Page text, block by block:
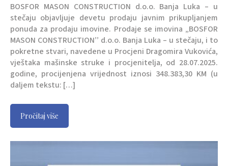
BOSFOR MASON CONSTRUCTION d.o.o. Banja Luka – u
stečaju objavljuje devetu prodaju javnim prikupljanjem
ponuda za prodaju imovine. Prodaje se imovina „BOSFOR
MASON CONSTRUCTION’’ d.o.o. Banja Luka – u stečaju, i to
pokretne stvari, navedene u Procjeni Dragomira Vukovića,
vještaka mašinske struke i procjenitelja, od 28.07.2025.
godine, procijenjena vrijednost iznosi 348.383,30 KM (u
daljem tekstu: […]
Pročitaj više